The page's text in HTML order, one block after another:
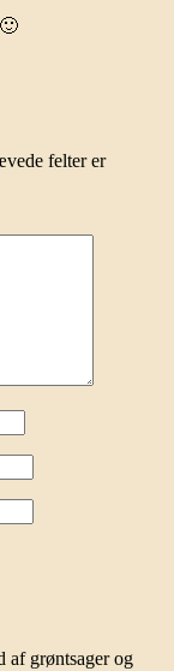
felter er
af grøntsager og